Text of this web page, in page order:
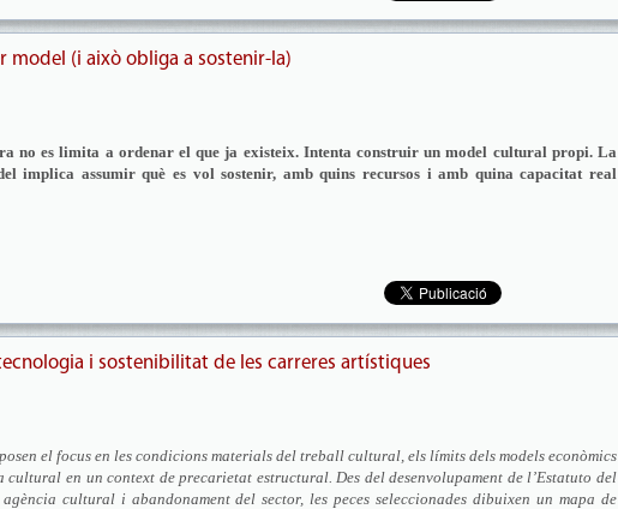
model (i això obliga a sostenir-la)
no es limita a ordenar el que ja existeix. Intenta construir un model cultural propi. La
implica assumir què es vol sostenir, amb quins recursos i amb quina capacitat real
i sostenibilitat de les carreres artístiques
el focus en les condicions materials del treball cultural, els límits dels models econòmics
en un context de precarietat estructural. Des del desenvolupament de l’Estatuto del
cultural i abandonament del sector, les peces seleccionades dibuixen un mapa de